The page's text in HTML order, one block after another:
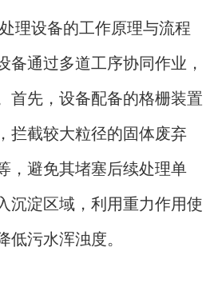
理设备的工作原理与流程
备通过多道工序协同作业，
首先，设备配备的格栅装置
拦截较大粒径的固体废弃
，避免其堵塞后续处理单
沉淀区域，利用重力作用使
低污水浑浊度。